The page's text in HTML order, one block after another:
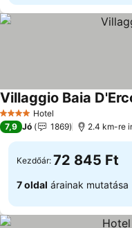
4 KategóriaHotel
Villaggio Baia
7,9 Jó 1869 2.4 km-re
Kezdőár: 72 845 Ft
7 oldal árainak mutatása